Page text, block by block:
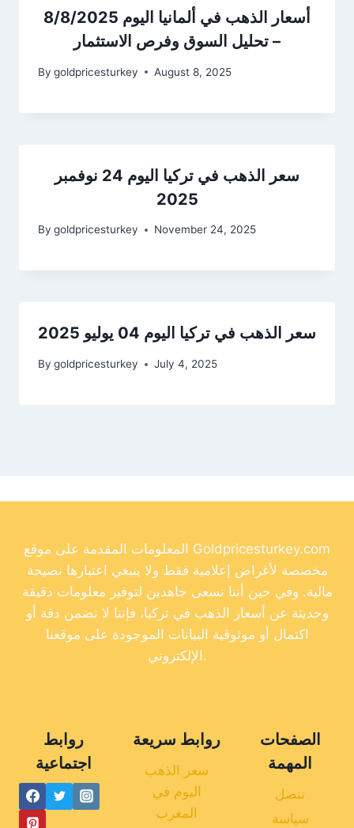
أسعار الذهب في ألمانيا اليوم 8/8/2025
– تحليل السوق وفرص الاستثمار
By goldpricesturkey August 8, 2025
سعر الذهب في تركيا اليوم 24 نوفمبر
2025
By goldpricesturkey November 24, 2025
سعر الذهب في تركيا اليوم 04 يوليو 2025
By goldpricesturkey July 4, 2025
المعلومات المقدمة على موقع Goldpricesturkey.com
مخصصة لأغراض إعلامية فقط ولا ينبغي اعتبارها نصيحة
مالية. وفي حين أننا نسعى جاهدين لتوفير معلومات دقيقة
وحديثة عن أسعار الذهب في تركيا، فإننا لا نضمن دقة أو
اكتمال أو موثوقية البيانات الموجودة على موقعنا
الإلكتروني.
روابط
اجتماعية
روابط سريعة
سعر الذهب
اليوم في
المغرب
الصفحات
المهمة
تنصل
سياسة